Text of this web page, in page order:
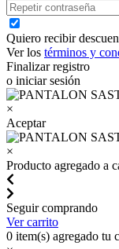
Quiero recibir
Ver los términos y
Finalizar registro
o iniciar sesión
×
Aceptar
×
Producto agregado a
Seguir comprando
Ver carrito
0 item(s) agregado tu